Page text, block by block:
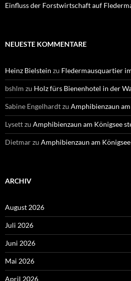
Einfluss der Forstwirtschaft auf
NEUESTE KOMMENTARE
Heinz Bielstein zu Fledermausquartier
bshlm zu Holz fürs Bienenhotel in der
Sabine Engelhardtzu Amphibienzaun
Lysettzu Amphibienzaun am Königsee
Dietmarzu Amphibienzaun am
ARCHIV
August 2026
Juli 2026
Juni 2026
Mai 2026
April 2026